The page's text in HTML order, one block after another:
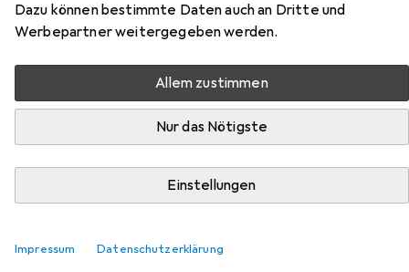
Dazu können bestimmte Daten auch an Dritte und
Werbepartner weitergegeben werden.
Allem zustimmen
Nur das Nötigste
Einstellungen
Impressum Datenschutzerklärung
Hier findest du passendes Zubehör zum Produkt Hanwag
Alaska GTX Schuhe aus den Kategorien
Schuhpflegemittel Schuhlöffel
Relevanz
Produktliste